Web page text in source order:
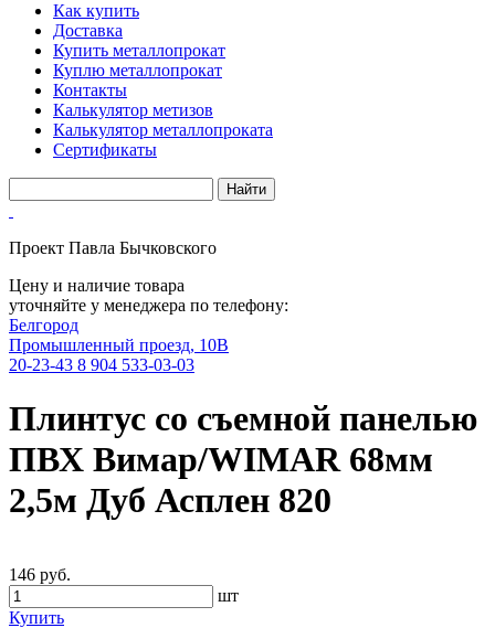
Как купить
Доставка
Купить металлопрокат
Куплю металлопрокат
Контакты
Калькулятор метизов
Калькулятор металлопроката
Сертификаты
Проект Павла Бычковского
Цену и наличие товара
уточняйте у менеджера по телефону:
Белгород
Промышленный проезд, 10В
20-23-43 8 904 533-03-03
Плинтус со съемной панелью
ПВХ Вимар/WIMAR 68мм
2,5м Дуб Асплен 820
146 руб.
шт
Купить